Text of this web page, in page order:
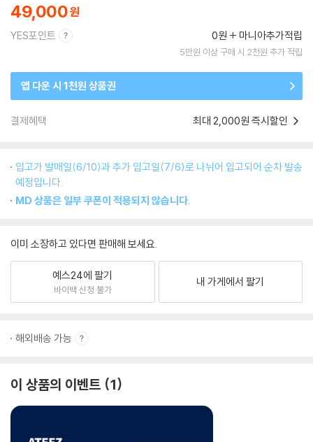
49,000
YES포인트 0원 마니아추가적립
5만원 이상 구매 시 2천원 추가 적립
앱 다운 시 1천원 상품권
결제혜택 최대 2,000원 즉시할인
입고가 발매일(6/10)과 추가 입고일(7/6)로 나뉘어 입고되어 순차 발송
예정입니다.
MD 상품은 일부 쿠폰이 적용되지 않습니다.
이미 소장하고 있다면 판매해 보세요.
예스24에 팔기
바이백 신청 불가
내 가게에서 팔기
해외배송 가능
이 상품의 이벤트 1